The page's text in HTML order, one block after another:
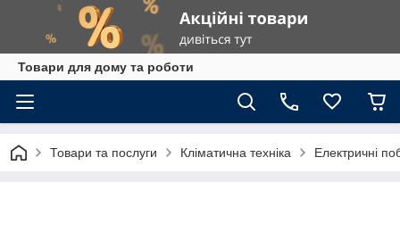
Товари для дому та роботи
Товари та послуги Кліматична техніка Електричні